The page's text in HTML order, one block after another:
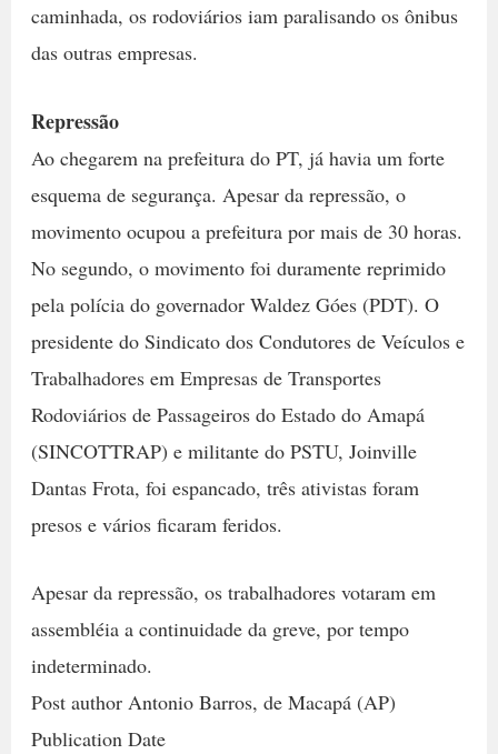
caminhada, os rodoviários iam paralisando os ônibus
das outras empresas.
Repressão
Ao chegarem na prefeitura do PT, já havia um forte
esquema de segurança. Apesar da repressão, o
movimento ocupou a prefeitura por mais de 30 horas.
No segundo, o movimento foi duramente reprimido
pela polícia do governador Waldez Góes (PDT). O
presidente do Sindicato dos Condutores de Veículos e
Trabalhadores em Empresas de Transportes
Rodoviários de Passageiros do Estado do Amapá
(SINCOTTRAP) e militante do PSTU, Joinville
Dantas Frota, foi espancado, três ativistas foram
presos e vários ficaram feridos.
Apesar da repressão, os trabalhadores votaram em
assembléia a continuidade da greve, por tempo
indeterminado.
Post author Antonio Barros, de Macapá (AP)
Publication Date